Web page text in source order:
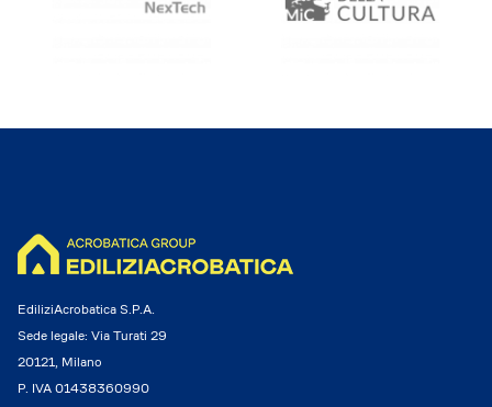
EdiliziAcrobatica S.P.A.
Sede legale: Via Turati 29
20121, Milano
P. IVA 01438360990